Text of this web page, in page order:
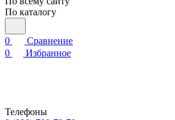
По каталогу
0
Сравнение
0
Избранное
Телефоны